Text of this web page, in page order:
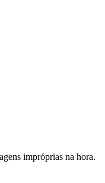
impróprias na hora.